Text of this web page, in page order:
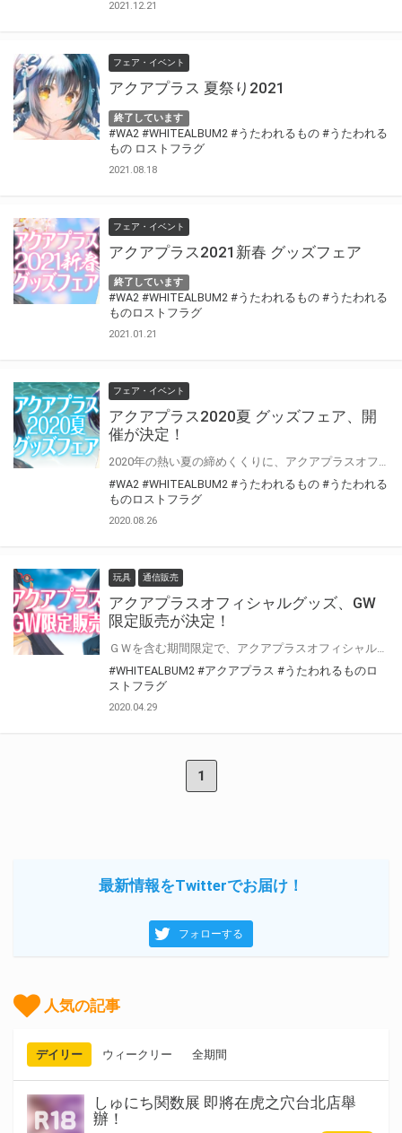
2021.12.21
フェア・イベント
アクアプラス 夏祭り2021
終了しています
#WA2 #WHITEALBUM2 #うたわれるもの #うたわれる
もの ロストフラグ
2021.08.18
フェア・イベント
アクアプラス2021新春 グッズフェア
終了しています
#WA2 #WHITEALBUM2 #うたわれるもの #うたわれる
ものロストフラグ
2021.01.21
フェア・イベント
アクアプラス2020夏 グッズフェア、開
催が決定！
#WA2 #WHITEALBUM2 #うたわれるもの #うたわれる
ものロストフラグ
2020.08.26
玩具 通信販売
アクアプラスオフィシャルグッズ、GW
限定販売が決定！
#WHITEALBUM2 #アクアプラス #うたわれるものロ
ストフラグ
2020.04.29
1
最新情報をTwitterでお届け！
フォローする
人気の記事
デイリー ウィークリー 全期間
しゅにち関数展 即將在虎之穴台北店舉
辦！